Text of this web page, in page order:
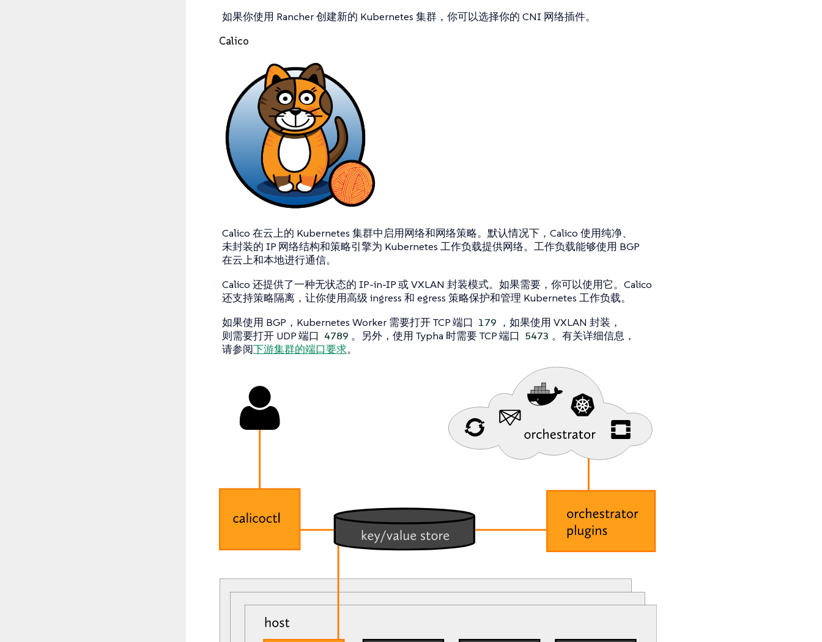
如果你使用 Rancher 创建新的 Kubernetes 集群，你可以选择你的 CNI 网络插件。
Calico
Calico 在云上的 Kubernetes 集群中启用网络和网络策略。默认情况下，Calico 使用纯净、
未封装的 IP 网络结构和策略引擎为 Kubernetes 工作负载提供网络。工作负载能够使用 BGP
在云上和本地进行通信。
Calico 还提供了一种无状态的 IP-in-IP 或 VXLAN 封装模式。如果需要，你可以使用它。Calico
还支持策略隔离，让你使用高级 ingress 和 egress 策略保护和管理 Kubernetes 工作负载。
如果使用 BGP，Kubernetes Worker 需要打开 TCP 端口 179 ，如果使用 VXLAN 封装，
则需要打开 UDP 端口 4789 。另外，使用 Typha 时需要 TCP 端口 5473 。有关详细信息，
请参阅下游集群的端口要求。